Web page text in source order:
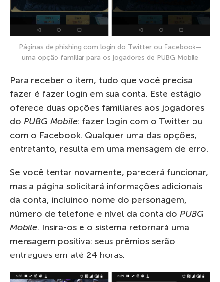
Páginas de phishing com login do Twitter ou Facebook—
uma opção familiar para os jogadores de PUBG Mobile
Para receber o item, tudo que você precisa
fazer é fazer login em sua conta. Este estágio
oferece duas opções familiares aos jogadores
do PUBG Mobile: fazer login com o Twitter ou
com o Facebook. Qualquer uma das opções,
entretanto, resulta em uma mensagem de erro.
Se você tentar novamente, parecerá funcionar,
mas a página solicitará informações adicionais
da conta, incluindo nome do personagem,
número de telefone e nível da conta do PUBG
Mobile. Insira-os e o sistema retornará uma
mensagem positiva: seus prêmios serão
entregues em até 24 horas.